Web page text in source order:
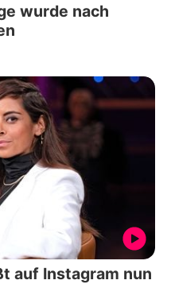
wurde nach
auf Instagram nun